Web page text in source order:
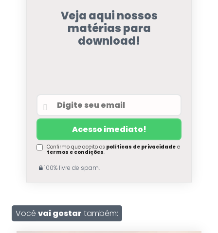
Veja aqui nossos
matérias para
download!
Confirmo que aceito as políticas de privacidadee
termos e condições.
100% livre de spam.
Você vai gostar também: